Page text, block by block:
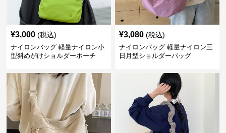
¥3,000 (税込)
ナイロンバッグ 軽量ナイロン小
型斜めがけショルダーポーチ
¥3,080 (税込)
ナイロンバッグ 軽量ナイロン三
日月型ショルダーバッグ